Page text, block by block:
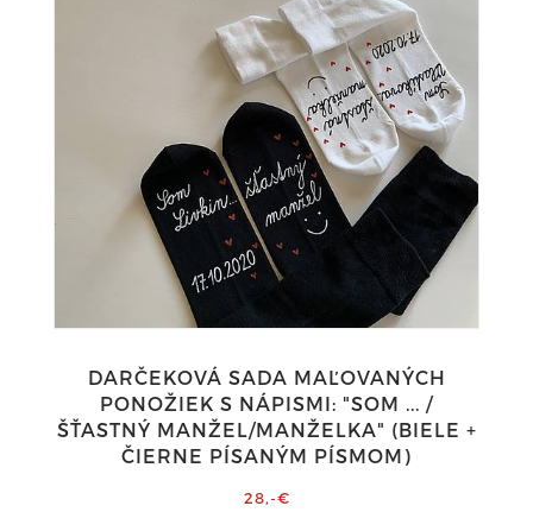
DARČEKOVÁ SADA MAĽOVANÝCH
PONOŽIEK S NÁPISMI: "SOM ... /
ŠŤASTNÝ MANŽEL/MANŽELKA" (BIELE +
ČIERNE PÍSANÝM PÍSMOM)
28,-€